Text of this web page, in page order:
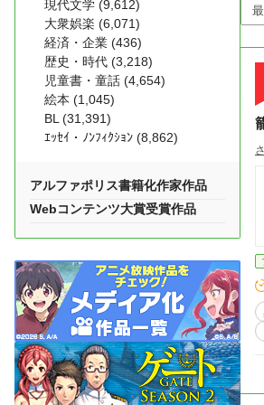
現代文学 (9,612)
大衆娯楽 (6,071)
経済・企業 (436)
歴史・時代 (3,218)
児童書・童話 (4,654)
絵本 (1,045)
BL (31,391)
ｴｯｾｲ・ﾉﾝﾌｨｸｼｮﾝ (8,862)
アルファポリス書籍化作家作品
Webコンテンツ大賞受賞作品